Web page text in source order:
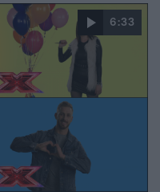
6:33